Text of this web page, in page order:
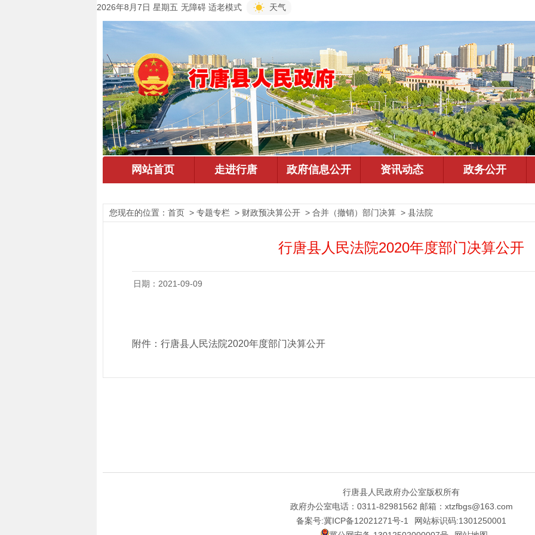
2026年8月7日 星期五 无障碍 适老模式 天气
您现在的位置： 首页 > 专题专栏 > 财政预决算公开 > 合并（撤销）部门决算 > 县法院
行唐县人民法院2020年度部门决算公开
日期：2021-09-09
附件： 行唐县人民法院2020年度部门决算公开